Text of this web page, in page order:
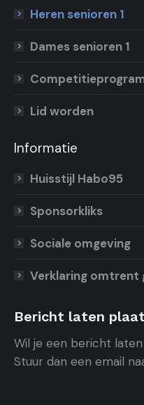
Heren senioren 1
Dames senioren 1
Lid worden
Informatie
Huisstijl Habo95
Sponsorkliks
Sociale omgeving
Verklaring omtrent
Bericht laten
Wil je een bericht
Stuur dan een email